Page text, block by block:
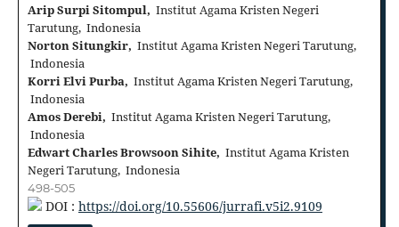
Arip Surpi Sitompul, Institut Agama Kristen Negeri
Tarutung, Indonesia
Norton Situngkir, Institut Agama Kristen Negeri Tarutung,
Indonesia
Korri Elvi Purba, Institut Agama Kristen Negeri Tarutung,
Indonesia
Amos Derebi, Institut Agama Kristen Negeri Tarutung,
Indonesia
Edwart Charles Browsoon Sihite, Institut Agama Kristen
Negeri Tarutung, Indonesia
498-505
DOI : https://doi.org/10.55606/jurrafi.v5i2.9109